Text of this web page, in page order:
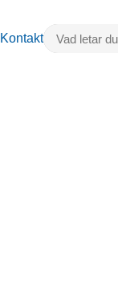
Kontakt
VAD LETAR